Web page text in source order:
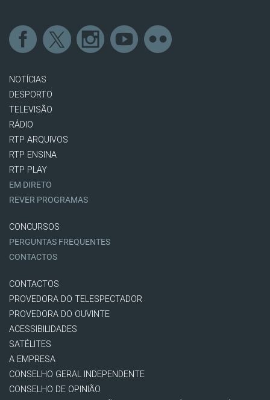
NOTÍCIAS
DESPORTO
TELEVISÃO
RÁDIO
RTP ARQUIVOS
RTP ENSINA
RTP PLAY
EM DIRETO
REVER PROGRAMAS
CONCURSOS
PERGUNTAS FREQUENTES
CONTACTOS
CONTACTOS
PROVEDORA DO TELESPECTADOR
PROVEDORA DO OUVINTE
ACESSIBILIDADES
SATÉLITES
A EMPRESA
CONSELHO GERAL INDEPENDENTE
CONSELHO DE OPINIÃO